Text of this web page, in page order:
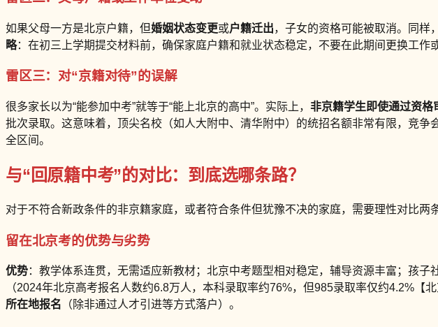
如果父母一方是北京户籍，但婚姻状态变更或户籍迁出，子女的资格可能被取消。同样
略：在初三上学期提交材料前，确保家庭户籍和就业状态稳定，不要在此期间更换工作
雷区三：对“京籍对待”的误解
很多家长以为“能参加中考”就等于“能上北京的高中”。实际上， 非京籍学生即使通过资格
批次录取。这意味着，顶尖名校（如人大附中、清华附中）的统招名额非常有限，竞争
全区间。
与“回原籍中考”的对比：到底选哪条路？
对于不符合新政条件的非京籍家庭，或者符合条件但犹豫不决的家庭，需要理性对比两
留在北京考的优势与劣势
优势：教学体系连贯，无需适应新教材；北京中考题型相对稳定，辅导资源丰富；孩子
（2024年北京高考报名人数约6.8万人，本科录取率约76%，但985录取率仅约4.2%【
所在地报名 （除非通过人才引进等方式落户）。